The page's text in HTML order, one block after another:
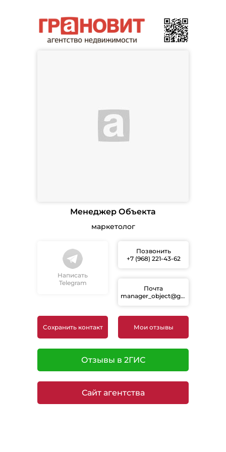
Менеджер Объекта
маркетолог
Написать
Telegram
Позвонить
+7 (968) 221-43-62
Почта
manager_object@granovit.ru
Сохранить контакт Мои отзывы
Отзывы в 2ГИС
Сайт агентства